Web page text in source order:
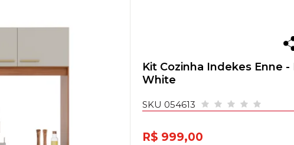
Kit Cozinha Indekes Enne
White
SKU 054613
R$ 999,00